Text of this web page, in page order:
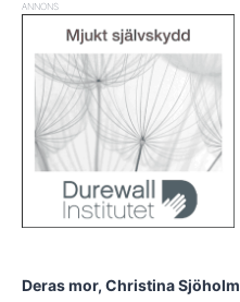
ANNONS
Deras mor, Christina Sjöholm